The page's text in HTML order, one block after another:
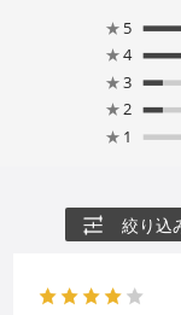
★ 5
★4
★3
★2
★ 1
絞り込